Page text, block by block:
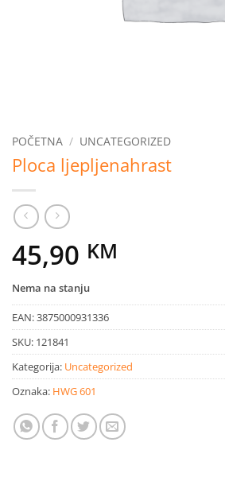
POČETNA / UNCATEGORIZED
Ploca ljepljenahrast
45,90 KM
Nema na stanju
EAN:3875000931336
SKU: 121841
Kategorija: Uncategorized
Oznaka: HWG 601